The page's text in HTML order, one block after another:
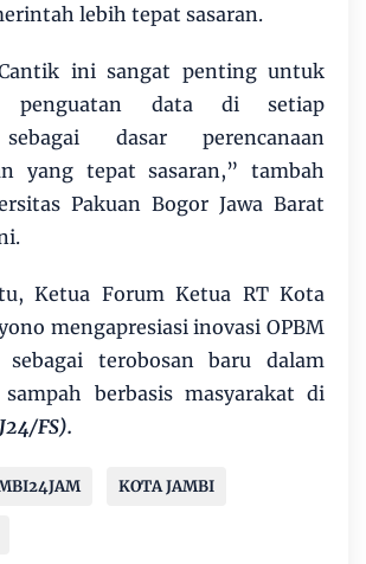
lebih tepat sasaran.
ini sangat penting untuk
penguatan data di setiap
dasar perencanaan
yang tepat sasaran,” tambah
Pakuan Bogor Jawa Barat
Ketua Forum Ketua RT Kota
mengapresiasi inovasi OPBM
terobosan baru dalam
sampah berbasis masyarakat di
FS).
KOTA JAMBI